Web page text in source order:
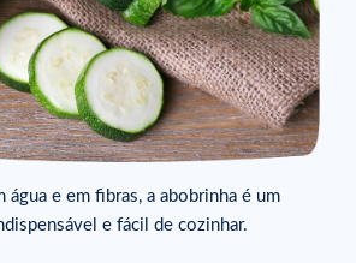
água e em fibras, a abobrinha é um
e fácil de cozinhar.